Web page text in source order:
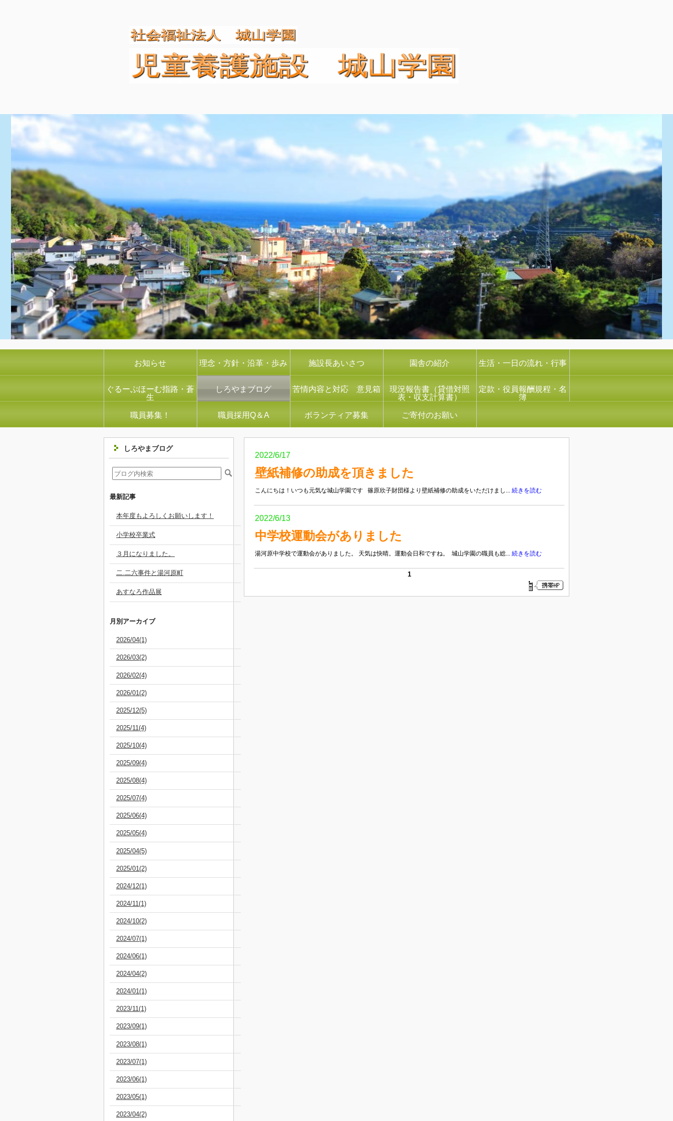
お知らせ 理念・方針・沿革・歩み 施設長あいさつ 園舎の紹介 生活・一日の流れ・行事
ぐるーぷほーむ指路・蒼
生
しろやまブログ 苦情内容と対応 意見箱
現況報告書（貸借対照
表・収支計算書）
定款・役員報酬規程・名
簿
職員募集！ 職員採用Q＆A ボランティア募集 ご寄付のお願い
しろやまブログ
最新記事
本年度もよろしくお願いします！
小学校卒業式
３月になりました。
二.二六事件と湯河原町
あすなろ作品展
月別アーカイブ
2026/04(1)
2026/03(2)
2026/02(4)
2026/01(2)
2025/12(5)
2025/11(4)
2025/10(4)
2025/09(4)
2025/08(4)
2025/07(4)
2025/06(4)
2025/05(4)
2025/04(5)
2025/01(2)
2024/12(1)
2024/11(1)
2024/10(2)
2024/07(1)
2024/06(1)
2024/04(2)
2024/01(1)
2023/11(1)
2023/09(1)
2023/08(1)
2023/07(1)
2023/06(1)
2023/05(1)
2023/04(2)
2022/6/17
壁紙補修の助成を頂きました
こんにちは！いつも元気な城山学園です 篠原欣子財団様より壁紙補修の助成をいただけまし... 続きを読む
2022/6/13
中学校運動会がありました
湯河原中学校で運動会がありました。 天気は快晴。運動会日和ですね。 城山学園の職員も総... 続きを読む
1